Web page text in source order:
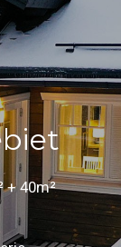
+ 40m²